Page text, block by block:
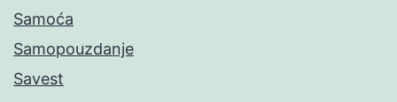
Samoća
Samopouzdanje
Savest